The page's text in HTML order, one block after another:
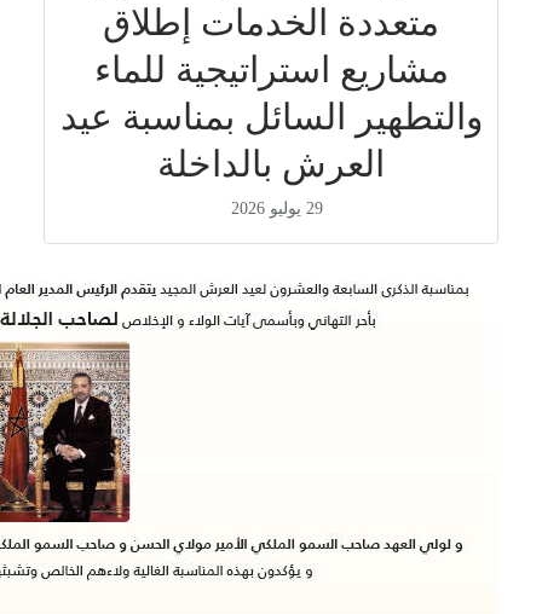
متعددة الخدمات إطلاق
مشاريع استراتيجية للماء
والتطهير السائل بمناسبة عيد
العرش بالداخلة
29 يوليو 2026